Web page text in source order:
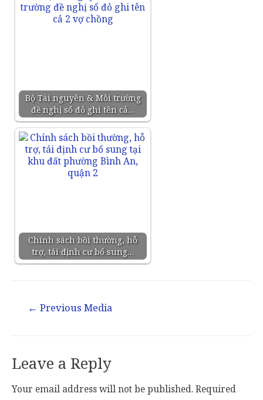
Bộ Tài nguyên & Môi trường
đề nghị sổ đỏ ghi tên cả…
Chính sách bồi thường, hỗ
trợ, tái định cư bổ sung…
← Previous Media
Leave a Reply
Your email address will not be published.Required